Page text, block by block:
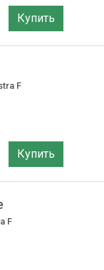
Купить
F
Купить
F